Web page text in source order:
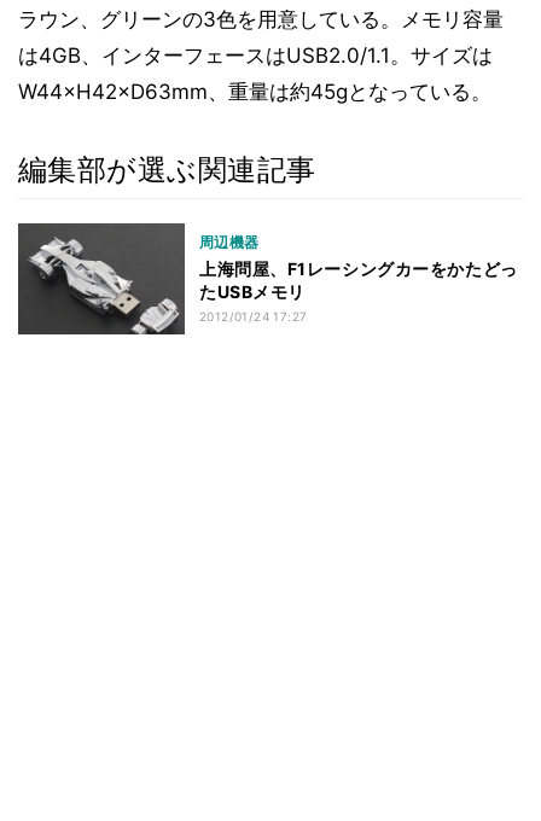
ラウン、グリーンの3色を用意している。メモリ容量
は4GB、インターフェースはUSB2.0/1.1。サイズは
W44×H42×D63mm、重量は約45gとなっている。
編集部が選ぶ関連記事
周辺機器
上海問屋、F1レーシングカーをかたどっ
たUSBメモリ
2012/01/24 17:27